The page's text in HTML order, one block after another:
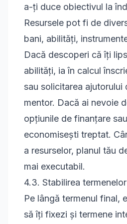
a-ți duce obiectivul la
Resursele pot fi de
bani, abilități,
Dacă descoperi că îți
abilități, ia în calcul
sau solicitarea ajutorului
mentor. Dacă ai nevoie
opțiunile de finanțare
economisești treptat.
a resurselor, planul tău
mai executabil.
4.3. Stabilirea
Pe lângă termenul final,
să îți fixezi și termene